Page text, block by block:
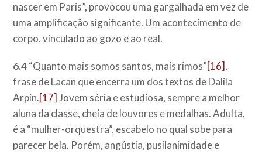
nascer em Paris”, provocou uma gargalhada em vez de
uma amplificação significante. Um acontecimento de
corpo, vinculado ao gozo e ao real.
6.4“Quanto mais somos santos, mais rimos”[16],
frase de Lacan que encerra um dos textos de Dalila
Arpin.[17] Jovem séria e estudiosa, sempre a melhor
aluna da classe, cheia de louvores e medalhas. Adulta,
é a “mulher-orquestra”, escabelo no qual sobe para
parecer bela. Porém, angústia, pusilanimidade e